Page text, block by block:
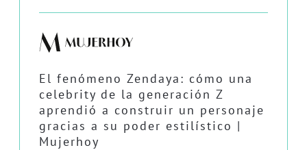
El fenómeno Zendaya: cómo una
celebrity de la generación Z
aprendió a construir un personaje
gracias a su poder estilístico |
Mujerhoy